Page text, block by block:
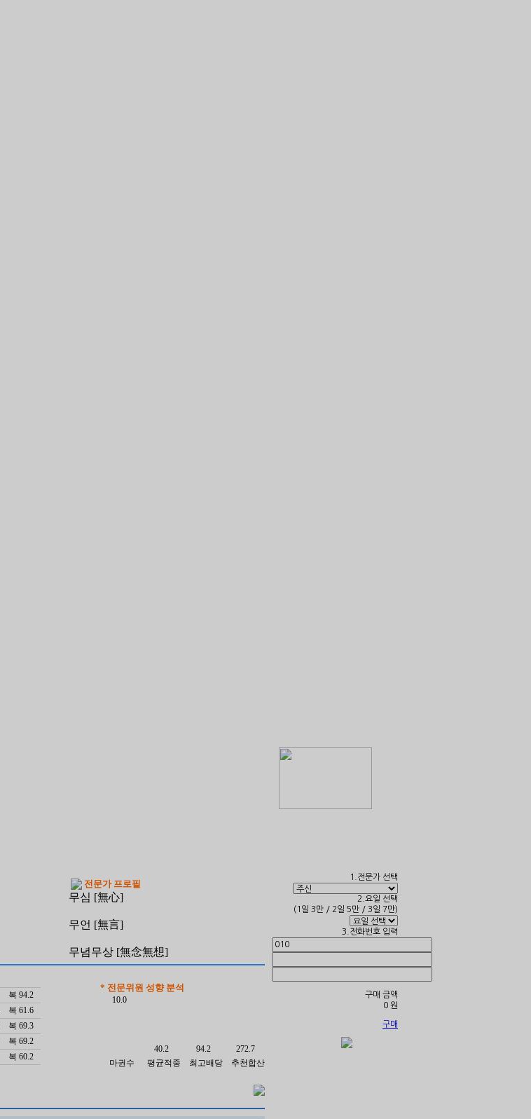
전문가 프로필
무심 [無心]
무언 [無言]
무념무상 [無念無想]
복 94.2
복 61.6
복 69.3
복 69.2
복 60.2
* 전문위원 성향 분석
10.0
마권수
40.2
평균적중
94.2
최고배당
272.7
추천합산
1.전문가 선택
2.요일 선택
(1일 3만 / 2일 5만 / 3일 7만)
3.전화번호 입력
구매 금액
0 원
구매